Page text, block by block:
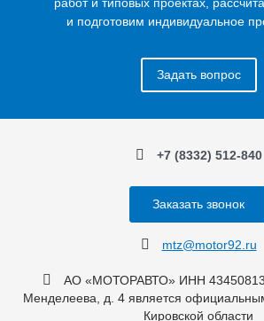
и подготовим индивидуальное
Задать вопрос
+7 (8332) 512-840
Заказать звонок
mtz@motor92.ru
АО «МОТОРАВТО» ИНН
Менделеева, д. 4 является
Кировской области